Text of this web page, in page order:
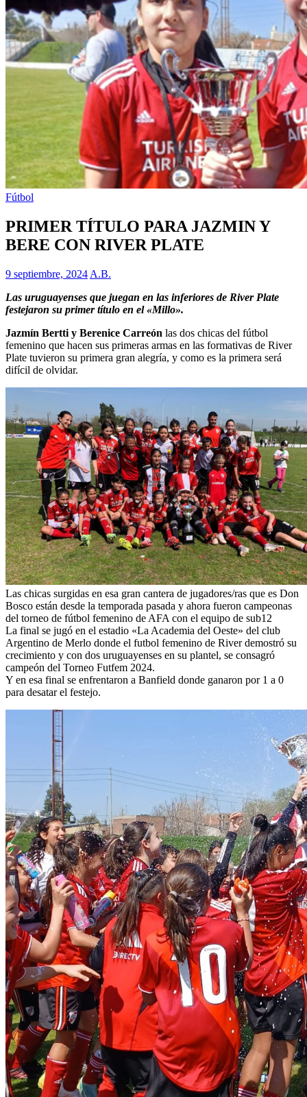
Fútbol
PRIMER TÍTULO PARA JAZMIN Y
BERE CON RIVER PLATE
9 septiembre, 2024 A.B.
Las uruguayenses que juegan en las inferiores de River Plate
festejaron su primer título en el «Millo».
Jazmín Bertti y Berenice Carreón las dos chicas del fútbol
femenino que hacen sus primeras armas en las formativas de River
Plate tuvieron su primera gran alegría, y como es la primera será
difícil de olvidar.
Las chicas surgidas en esa gran cantera de jugadores/ras que es Don
Bosco están desde la temporada pasada y ahora fueron campeonas
del torneo de fútbol femenino de AFA con el equipo de sub12
La final se jugó en el estadio «La Academia del Oeste» del club
Argentino de Merlo donde el futbol femenino de River demostró su
crecimiento y con dos uruguayenses en su plantel, se consagró
campeón del Torneo Futfem 2024.
Y en esa final se enfrentaron a Banfield donde ganaron por 1 a 0
para desatar el festejo.